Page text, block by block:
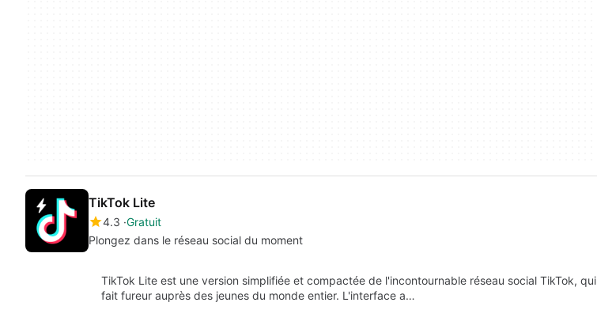
TikTok Lite
4.3 Gratuit
Plongez dans le réseau social du moment
TikTok Lite est une version simplifiée et compactée de l'incontournable réseau social TikTok, qui
fait fureur auprès des jeunes du monde entier. L'interface a…